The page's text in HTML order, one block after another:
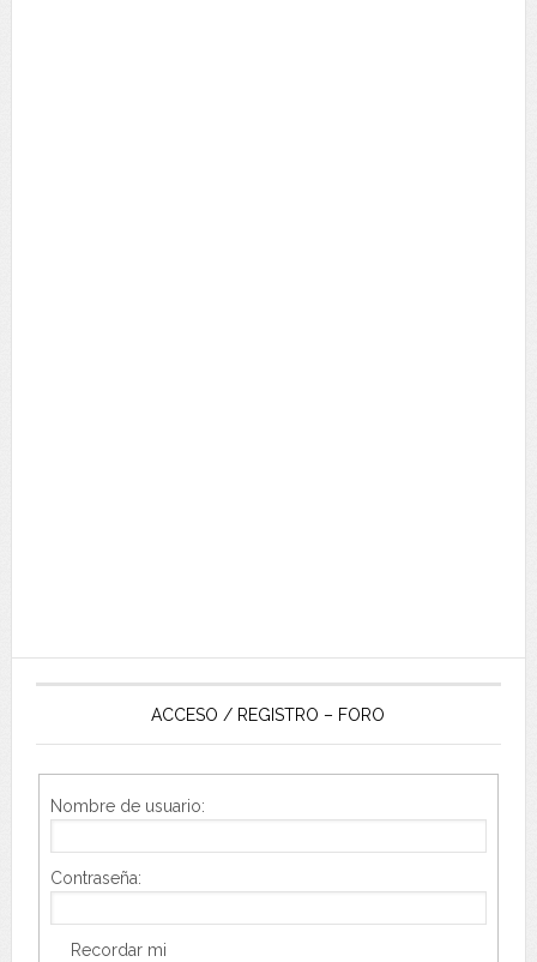
ACCESO / REGISTRO – FORO
Nombre de usuario:
Contraseña:
Recordar mi